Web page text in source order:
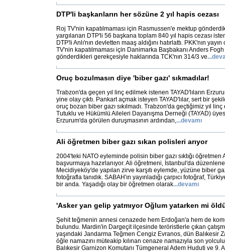
DTP'li başkanların her sözüne 2 yıl hapis cezası
Roj TV'nin kapatılmaması için Rasmussen'e mektup
yargılanan DTP'li 56 başkana toplam 840 yıl hapis cezası
DTP'li Anlı'nın devletten maaş aldığını hatırlattı. PKK'nın
TV'nin kapatılmaması için Danimarka Başbakanı Anders
gönderdikleri gerekçesiyle haklarında TCK'nın 314/3 ve...
Oruç bozulmasın diye 'biber gazı' sıkmadılar!
Trabzon'da geçen yıl linç edilmek istenen TAYAD'lıların
yine olay çıktı. Pankart açmak isteyen TAYAD'lılar, sert bir
oruç bozan biber gazı sıkılmadı. Trabzon'da geçtiğimiz yıl
Tutuklu ve Hükümlü Aileleri Dayanışma Derneği (TAYAD)
Erzurum'da görülen duruşmasının ardından,...devamı
Ali öğretmen biber gazı sıkan polisleri arıyor
2004'teki NATO eyleminde polisin biber gazı sıktığı öğretmen
başvurmaya hazırlanıyor. Ali öğretmeni, İstanbul'da
Mecidiyeköy'de yapılan zirve karşıtı eylemde, yüzüne biber
fotoğrafla tanıdık. SABAH'ın yayınladığı çarpıcı fotoğraf,
bir anda. Yaşadığı olay bir öğretmen olarak...devamı
'Asker yan gelip yatmıyor Oğlum yatarken mi
Şehit teğmenin annesi cenazede hem Erdoğan'a hem de
bulundu. Mardin'in Dargeçit ilçesinde teröristlerle çıkan
yaşındaki Jandarma Teğmen Cengiz Evranos, dün Balıkesir
öğle namazını müteakip kılınan cenaze namazıyla son
Balıkesir Garnizon Komutanı Tümgeneral Adem Huduti ve 9.